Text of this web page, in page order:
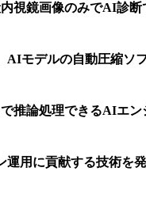
視鏡画像のみでAI診
AIモデルの自動圧縮ソ
推論処理できるAIエン
運用に貢献する技術を